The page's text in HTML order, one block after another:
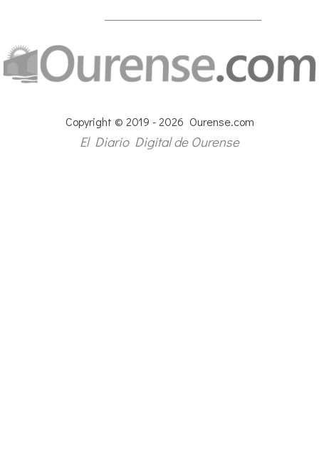
Copyright © 2019 - 2026 Ourense.com
El Diario Digital de Ourense